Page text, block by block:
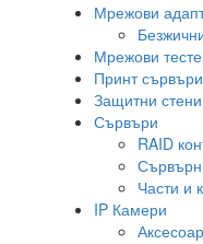
Мрежови
Мрежови
Принт сървъри
Защитни стени
Сървъри
RAID
Части и
IP Камери